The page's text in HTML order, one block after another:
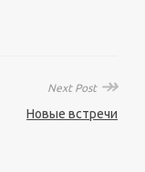
Next Post ↠
Новые встречи